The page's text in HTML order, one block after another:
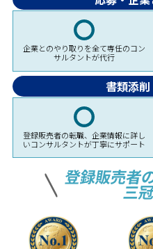
企業とのやり取りを全て専任のコン
サルタントが代行
書類添
登録販売者の転職、企業情報に詳し
いコンサルタントが丁寧にサポート
登録販売者
三